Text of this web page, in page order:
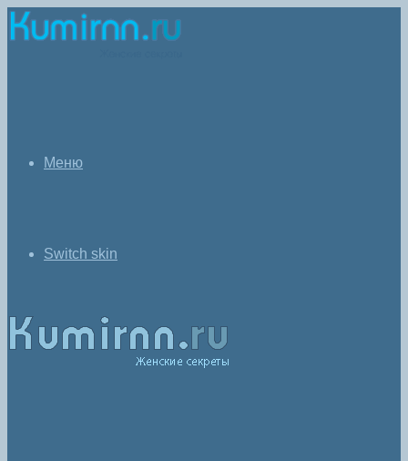
Меню
Switch skin